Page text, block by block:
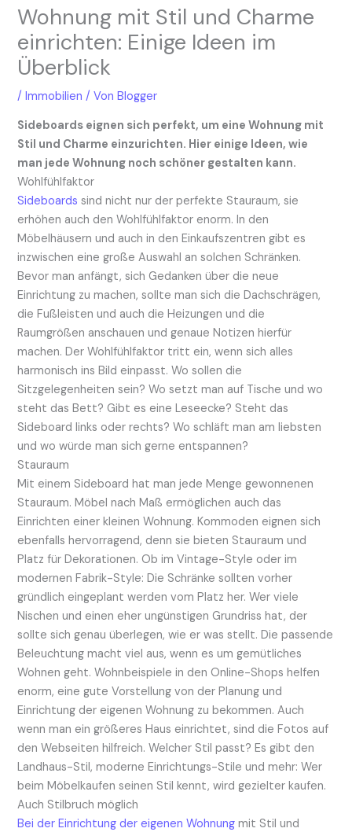
Wohnung mit Stil und Charme
einrichten: Einige Ideen im
Überblick
/Immobilien / VonBlogger
Sideboards eignen sich perfekt, um eine Wohnung mit
Stil und Charme einzurichten. Hier einige Ideen, wie
man jede Wohnung noch schöner gestalten kann.
Wohlfühlfaktor
Sideboards sind nicht nur der perfekte Stauraum, sie
erhöhen auch den Wohlfühlfaktor enorm. In den
Möbelhäusern und auch in den Einkaufszentren gibt es
inzwischen eine große Auswahl an solchen Schränken.
Bevor man anfängt, sich Gedanken über die neue
Einrichtung zu machen, sollte man sich die Dachschrägen,
die Fußleisten und auch die Heizungen und die
Raumgrößen anschauen und genaue Notizen hierfür
machen. Der Wohlfühlfaktor tritt ein, wenn sich alles
harmonisch ins Bild einpasst. Wo sollen die
Sitzgelegenheiten sein? Wo setzt man auf Tische und wo
steht das Bett? Gibt es eine Leseecke? Steht das
Sideboard links oder rechts? Wo schläft man am liebsten
und wo würde man sich gerne entspannen?
Stauraum
Mit einem Sideboard hat man jede Menge gewonnenen
Stauraum. Möbel nach Maß ermöglichen auch das
Einrichten einer kleinen Wohnung. Kommoden eignen sich
ebenfalls hervorragend, denn sie bieten Stauraum und
Platz für Dekorationen. Ob im Vintage-Style oder im
modernen Fabrik-Style: Die Schränke sollten vorher
gründlich eingeplant werden vom Platz her. Wer viele
Nischen und einen eher ungünstigen Grundriss hat, der
sollte sich genau überlegen, wie er was stellt. Die passende
Beleuchtung macht viel aus, wenn es um gemütliches
Wohnen geht. Wohnbeispiele in den Online-Shops helfen
enorm, eine gute Vorstellung von der Planung und
Einrichtung der eigenen Wohnung zu bekommen. Auch
wenn man ein größeres Haus einrichtet, sind die Fotos auf
den Webseiten hilfreich. Welcher Stil passt? Es gibt den
Landhaus-Stil, moderne Einrichtungs-Stile und mehr: Wer
beim Möbelkaufen seinen Stil kennt, wird gezielter kaufen.
Auch Stilbruch möglich
Bei der Einrichtung der eigenen Wohnung mit Stil und